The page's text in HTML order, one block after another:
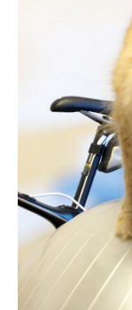
ニキビ跡・
ヒアルロン酸
ブログ
プチ整
マイ
メディ
保険診療
成長因子ピ
毛穴用プラグ
炭酸ガスレ
美肌・アンチ
脂肪溶解